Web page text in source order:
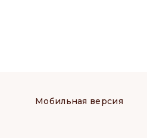
Мобильная версия